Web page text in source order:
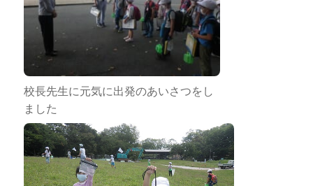
校長先生に元気に出発のあいさつをし
ました